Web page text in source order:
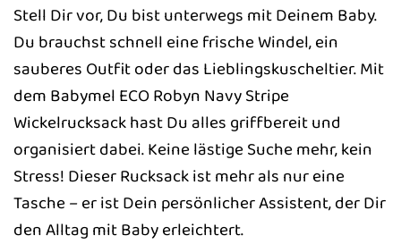
Stell Dir vor, Du bist unterwegs mit Deinem Baby.
Du brauchst schnell eine frische Windel, ein
sauberes Outfit oder das Lieblingskuscheltier. Mit
dem Babymel ECO Robyn Navy Stripe
Wickelrucksack hast Du alles griffbereit und
organisiert dabei. Keine lästige Suche mehr, kein
Stress! Dieser Rucksack ist mehr als nur eine
Tasche – er ist Dein persönlicher Assistent, der Dir
den Alltag mit Baby erleichtert.